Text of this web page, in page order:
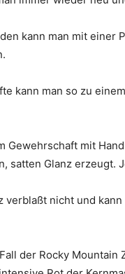
kann man mit einer
kann man so zu
Gewehrschaft mit
satten Glanz erzeugt.
verblaßt nicht und
der Rocky